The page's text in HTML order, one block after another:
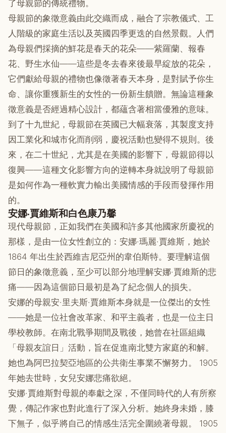
了母親節的傳統禮物。
母親節的象徵意義由此交織而成，融合了宗教儀式、工
人階級的家庭生活以及英國四季更迭的自然景觀。人們
為母親們採摘的鮮花是春天的花朵——紫羅蘭、報春
花、野生水仙——這些是冬去春來後最早綻放的花朵，
它們獻給母親的禮物也像徵著春天本身，是對賦予你生
命、讓你重獲新生的女性的一份新生饋贈。無論這種象
徵意義是否經過精心設計，都蘊含著相當優雅的意味。
到了十九世紀，母親節在英國已大幅衰落，其製度支持
因工業化和城市化而削弱，慶祝活動也變得不規則。後
來，在二十世紀，尤其是在美國的影響下，母親節得以
復興——這種文化影響方向的逆轉本身就說明了母親節
是如何作為一種軟實力輸出美國情感的手段而發揮作用
的。
安娜·賈維斯和白色康乃馨
現代母親節，正如我們在美國和許多其他國家所慶祝的
那樣，是由一位女性創立的：安娜·瑪麗·賈維斯，她於
1864 年出生於西維吉尼亞州的韋伯斯特。要理解這個
節日的象徵意義，至少可以部分地理解安娜·賈維斯的悲
痛——因為這個節日最初是為了紀念個人的損失。
安娜的母親安·里夫斯·賈維斯本身就是一位傑出的女性
——她是一位社會改革家、和平主義者，也是一位主日
學校教師。在南北戰爭期間及戰後，她曾在社區組織
「母親友誼日」活動，旨在促進南北雙方家庭的和解。
她也為阿巴拉契亞地區的公共衛生事業不懈努力。 1905
年她去世時，女兒安娜悲痛欲絕。
安娜·賈維斯對母親的奉獻之深，不僅同時代的人有所察
覺，傳記作家也對此進行了深入分析。她終身未婚，膝
下無子，似乎將自己的情感生活完全圍繞著母親。 1905